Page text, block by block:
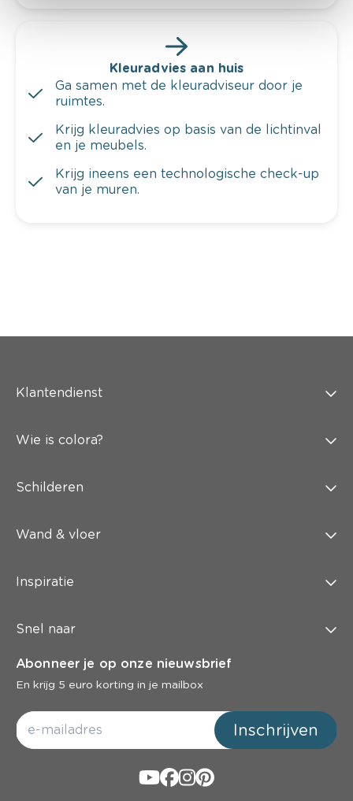
Kleuradvies aan huis
Ga samen met de kleuradviseur door je
ruimtes.
Krijg kleuradvies op basis van de lichtinval
en je meubels.
Krijg ineens een technologische check-up
van je muren.
Klantendienst
Wie is colora?
Schilderen
Wand & vloer
Inspiratie
Snel naar
Abonneer je op onze nieuwsbrief
En krijg 5 euro korting in je mailbox
Inschrijven